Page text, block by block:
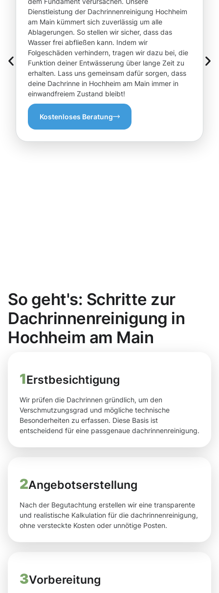
Dienstleistung der Dachrinnenreinigung Hochheim
am Main kümmert sich zuverlässig um alle
Ablagerungen. So stellen wir sicher, dass das
Wasser frei abfließen kann. Indem wir
Folgeschäden verhindern, tragen wir dazu bei, die
Funktion deiner Entwässerung über lange Zeit zu
erhalten. Lass uns gemeinsam dafür sorgen, dass
deine Dachrinne in Hochheim am Main immer in
einwandfreiem Zustand bleibt!
Kostenloses Beratung
So geht's: Schritte zur
Dachrinnenreinigung in
Hochheim am Main
1Erstbesichtigung
Wir prüfen die Dachrinnen gründlich, um den
Verschmutzungsgrad und mögliche technische
Besonderheiten zu erfassen. Diese Basis ist
entscheidend für eine passgenaue dachrinnenreinigung.
2Angebotserstellung
Nach der Begutachtung erstellen wir eine transparente
und realistische Kalkulation für die dachrinnenreinigung,
ohne versteckte Kosten oder unnötige Posten.
3Vorbereitung